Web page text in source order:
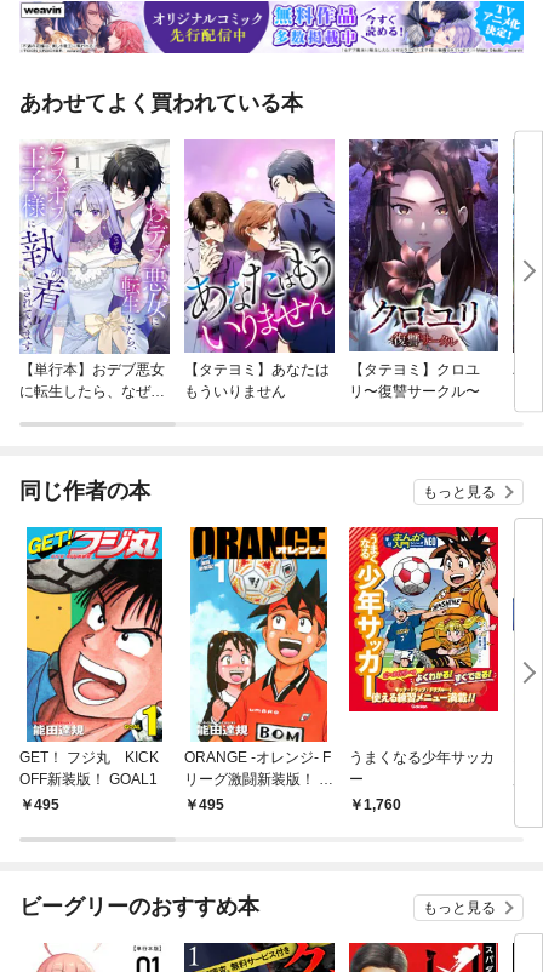
あわせてよく買われている本
【単行本】おデブ悪女
に転生したら、なぜか
【タテヨミ】あなたは
もういりません
【タテヨミ】クロユ
リ〜復讐サークル〜
バ
今
同じ作者の本 もっと見る
GET！ フジ丸 KICK
OFF新装版！ GOAL1
495
ORANGE -オレンジ- F
リーグ激闘新装版！ 第
１巻495
うまくなる少年サッカ
ー
1,760
ビーグリーのおすすめ本 もっと見る